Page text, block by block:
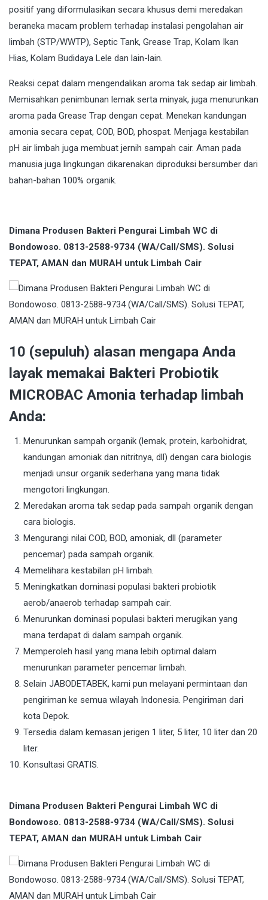
positif yang diformulasikan secara khusus demi meredakan
beraneka macam problem terhadap instalasi pengolahan air
limbah (STP/WWTP), Septic Tank, Grease Trap, Kolam Ikan
Hias, Kolam Budidaya Lele dan lain-lain.
Reaksi cepat dalam mengendalikan aroma tak sedap air limbah.
Memisahkan penimbunan lemak serta minyak, juga menurunkan
aroma pada Grease Trap dengan cepat. Menekan kandungan
amonia secara cepat, COD, BOD, phospat. Menjaga kestabilan
pH air limbah juga membuat jernih sampah cair. Aman pada
manusia juga lingkungan dikarenakan diproduksi bersumber dari
bahan-bahan 100% organik.
Dimana Produsen Bakteri Pengurai Limbah WC di
Bondowoso. 0813-2588-9734 (WA/Call/SMS). Solusi
TEPAT, AMAN dan MURAH untuk Limbah Cair
10 (sepuluh) alasan mengapa Anda
layak memakai Bakteri Probiotik
MICROBAC Amonia terhadap limbah
Anda:
Menurunkan sampah organik (lemak, protein, karbohidrat,
kandungan amoniak dan nitritnya, dll) dengan cara biologis
menjadi unsur organik sederhana yang mana tidak
mengotori lingkungan.
Meredakan aroma tak sedap pada sampah organik dengan
cara biologis.
Mengurangi nilai COD, BOD, amoniak, dll (parameter
pencemar) pada sampah organik.
Memelihara kestabilan pH limbah.
Meningkatkan dominasi populasi bakteri probiotik
aerob/anaerob terhadap sampah cair.
Menurunkan dominasi populasi bakteri merugikan yang
mana terdapat di dalam sampah organik.
Memperoleh hasil yang mana lebih optimal dalam
menurunkan parameter pencemar limbah.
Selain JABODETABEK, kami pun melayani permintaan dan
pengiriman ke semua wilayah Indonesia. Pengiriman dari
kota Depok.
Tersedia dalam kemasan jerigen 1 liter, 5 liter, 10 liter dan 20
liter.
Konsultasi GRATIS.
Dimana Produsen Bakteri Pengurai Limbah WC di
Bondowoso. 0813-2588-9734 (WA/Call/SMS). Solusi
TEPAT, AMAN dan MURAH untuk Limbah Cair